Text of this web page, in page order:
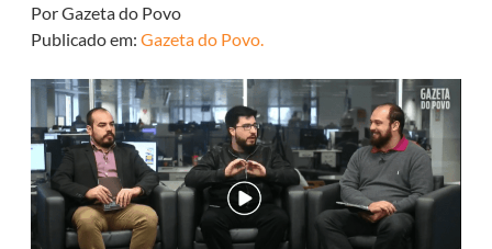
Por Gazeta do Povo
Publicado em: Gazeta do Povo.